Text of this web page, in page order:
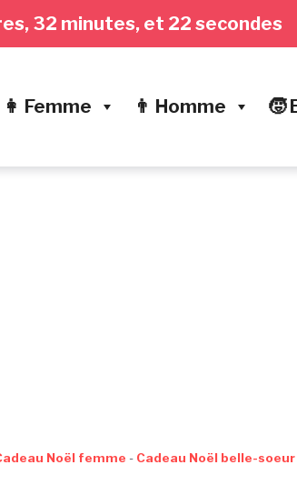
32 minutes, et 23 secondes
👩 Femme 👨 Homme 🧒
Noël femme - Cadeau Noël belle-soeur